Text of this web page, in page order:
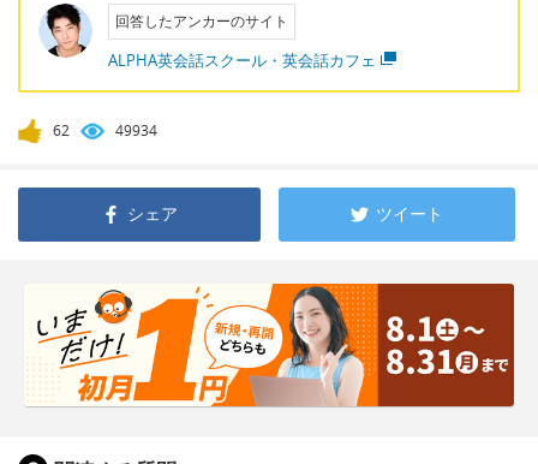
回答したアンカーのサイト
ALPHA英会話スクール・英会話カフェ
62 49934
シェア ツイート